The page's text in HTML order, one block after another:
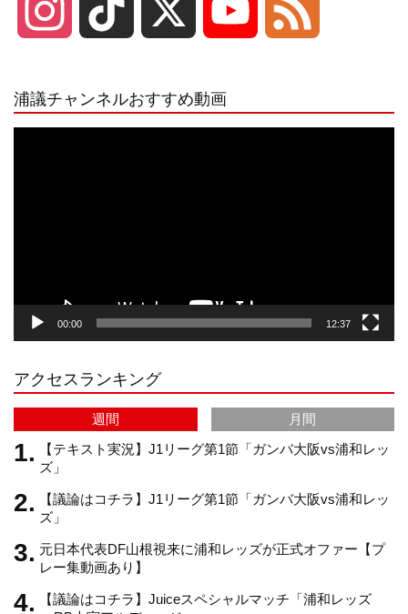
r
a
m
e
C
h
a
n
浦議チャンネルおすすめ動画
00:00 12:37
アクセスランキング
週間
月間
【テキスト実況】J1リーグ第1節「ガンバ大阪vs浦和レッ
ズ」
【議論はコチラ】J1リーグ第1節「ガンバ大阪vs浦和レッ
ズ」
元日本代表DF山根視来に浦和レッズが正式オファー【プ
レー集動画あり】
【議論はコチラ】Juiceスペシャルマッチ「浦和レッズ